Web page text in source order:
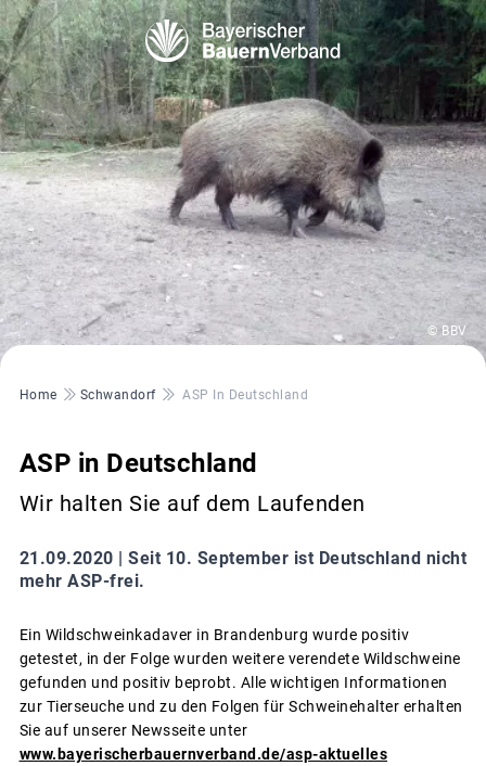
© BBV
Pfadnavigation
Home Schwandorf ASP In Deutschland
ASP in Deutschland
Wir halten Sie auf dem Laufenden
21.09.2020 | Seit 10. September ist Deutschland nicht
mehr ASP-frei.
Ein Wildschweinkadaver in Brandenburg wurde positiv
getestet, in der Folge wurden weitere verendete Wildschweine
gefunden und positiv beprobt. Alle wichtigen Informationen
zur Tierseuche und zu den Folgen für Schweinehalter erhalten
Sie auf unserer Newsseite unter
www.bayerischerbauernverband.de/asp-aktuelles